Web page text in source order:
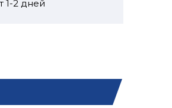
1-2 дней